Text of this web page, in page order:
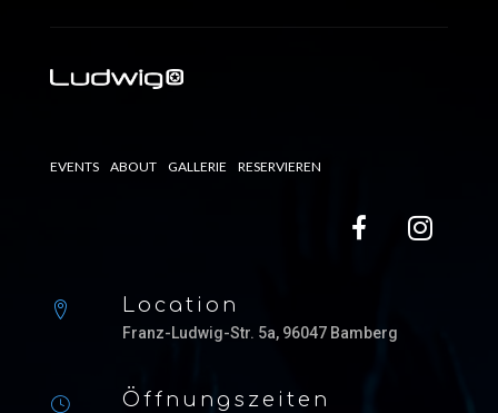
EVENTS ABOUT GALLERIE RESERVIEREN
Location
Franz-Ludwig-Str. 5a, 96047 Bamberg
Öffnungszeiten